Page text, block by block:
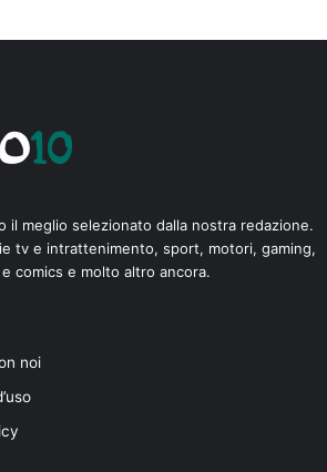
il meglio selezionato dalla nostra redazione.
tv e intrattenimento, sport, motori, gaming,
comics e molto altro ancora.
noi